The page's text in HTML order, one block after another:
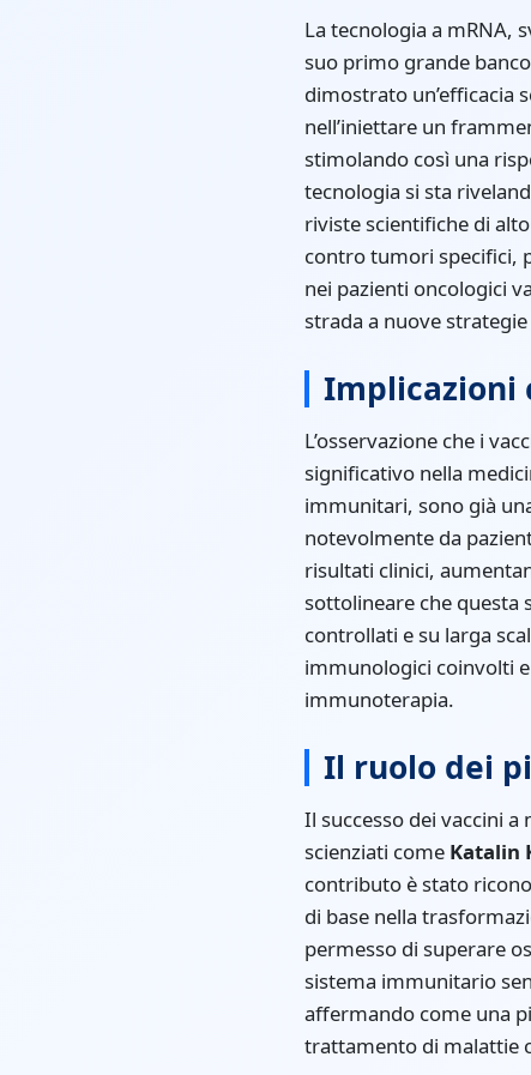
La tecnologia a mRNA,
suo primo grande
dimostrato un’efficacia
nell’iniettare un
stimolando così una
tecnologia si sta
riviste scientifiche di
contro tumori specifici,
nei pazienti oncologici
strada a nuove
Implicazioni
L’osservazione che i
significativo nella
immunitari, sono già
notevolmente da
risultati clinici,
sottolineare che questa
controllati e su larga
immunologici coinvolti
immunoterapia.
Il ruolo dei
Il successo dei vaccini
scienziati come Katalin
contributo è stato
di base nella
permesso di superare
sistema immunitario
affermando come una
trattamento di malattie